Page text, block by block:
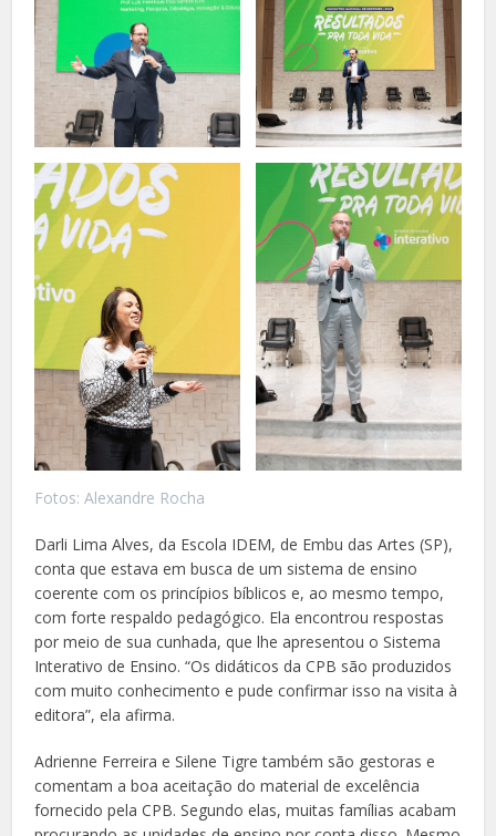
Fotos: Alexandre Rocha
Darli Lima Alves, da Escola IDEM, de Embu das Artes (SP),
conta que estava em busca de um sistema de ensino
coerente com os princípios bíblicos e, ao mesmo tempo,
com forte respaldo pedagógico. Ela encontrou respostas
por meio de sua cunhada, que lhe apresentou o Sistema
Interativo de Ensino. “Os didáticos da CPB são produzidos
com muito conhecimento e pude confirmar isso na visita à
editora”, ela afirma.
Adrienne Ferreira e Silene Tigre também são gestoras e
comentam a boa aceitação do material de excelência
fornecido pela CPB. Segundo elas, muitas famílias acabam